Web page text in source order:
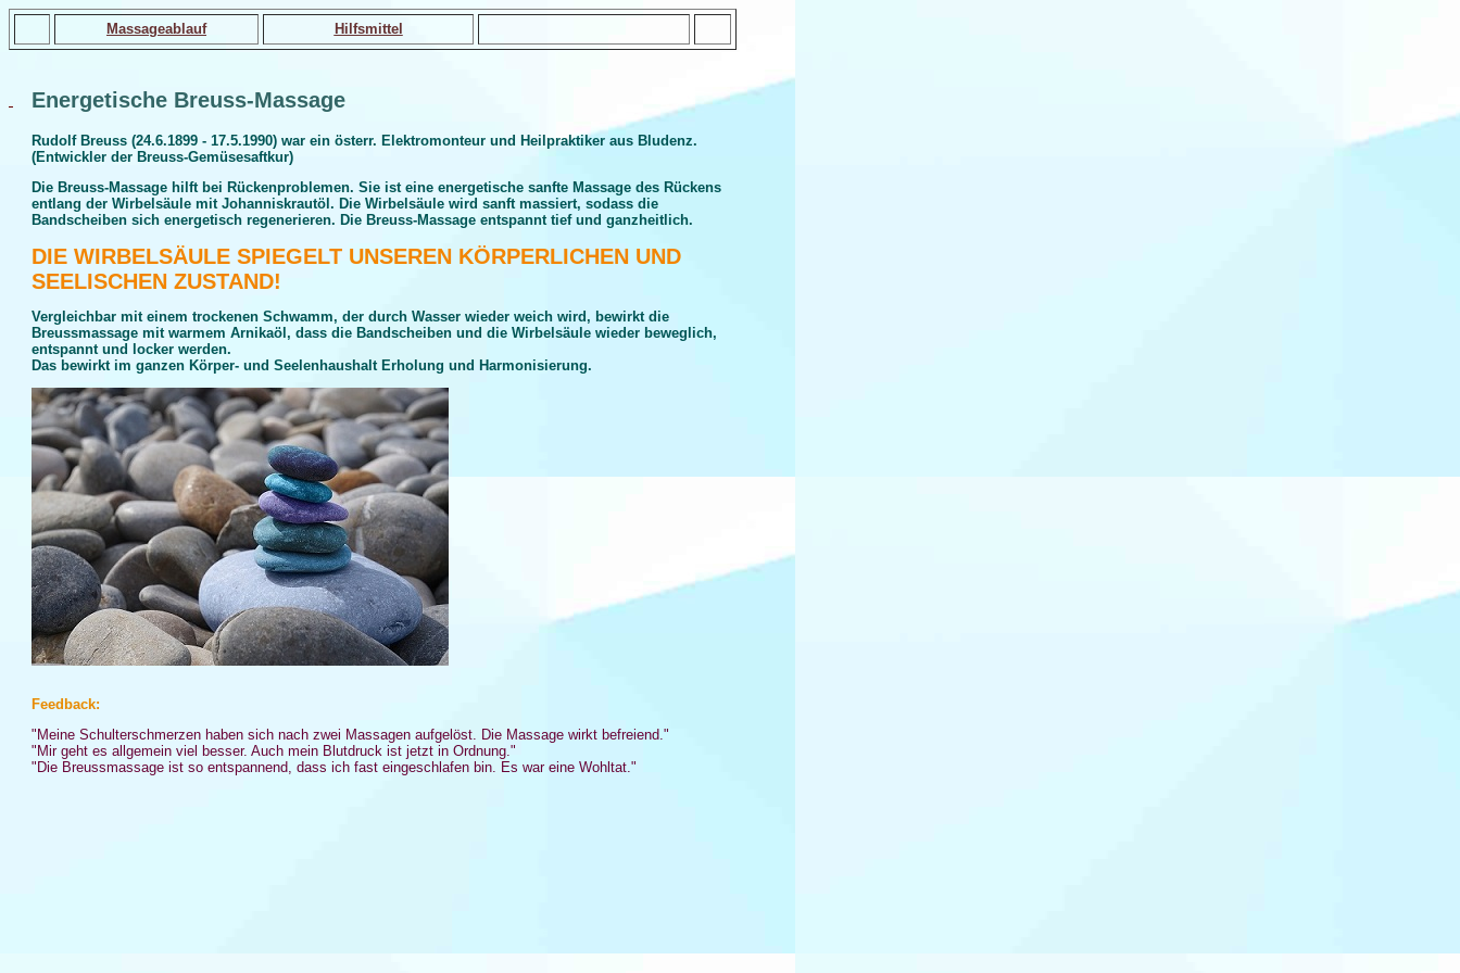
Massageablauf Hilfsmittel
Energetische Breuss-Massage
Rudolf Breuss (24.6.1899 - 17.5.1990) war ein österr. Elektromonteur und Heilpraktiker aus Bludenz.
(Entwickler der Breuss-Gemüsesaftkur)
Die Breuss-Massage hilft bei Rückenproblemen. Sie ist eine energetische sanfte Massage des Rückens
entlang der Wirbelsäule mit Johanniskrautöl. Die Wirbelsäule wird sanft massiert, sodass die
Bandscheiben sich energetisch regenerieren. Die Breuss-Massage entspannt tief und ganzheitlich.
DIE WIRBELSÄULE SPIEGELT UNSEREN KÖRPERLICHEN UND
SEELISCHEN ZUSTAND!
Vergleichbar mit einem trockenen Schwamm, der durch Wasser wieder weich wird, bewirkt die
Breussmassage mit warmem Arnikaöl, dass die Bandscheiben und die Wirbelsäule wieder beweglich,
entspannt und locker werden.
Das bewirkt im ganzen Körper- und Seelenhaushalt Erholung und Harmonisierung.
Feedback:
"Meine Schulterschmerzen haben sich nach zwei Massagen aufgelöst. Die Massage wirkt befreiend."
"Mir geht es allgemein viel besser. Auch mein Blutdruck ist jetzt in Ordnung."
"Die Breussmassage ist so entspannend, dass ich fast eingeschlafen bin. Es war eine Wohltat."